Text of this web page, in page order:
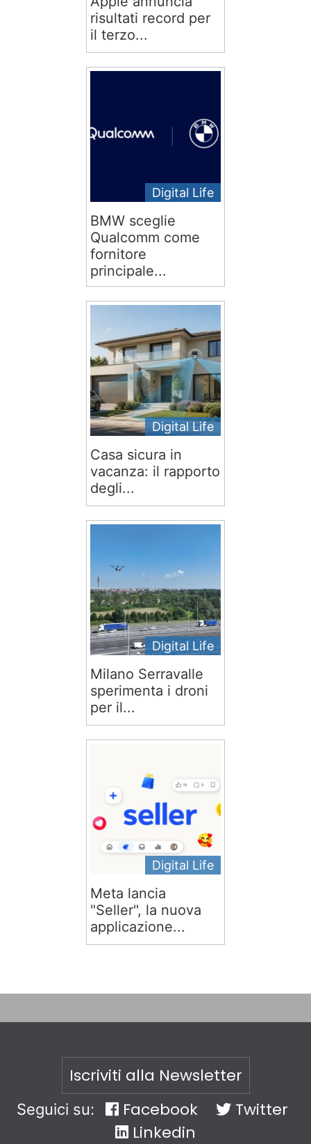
risultati record per
il terzo...
Digital Life
BMW sceglie
Qualcomm come
fornitore
principale...
Digital Life
Casa sicura in
vacanza: il rapporto
degli...
Digital Life
Milano Serravalle
sperimenta i droni
per il...
Digital Life
Meta lancia
"Seller", la nuova
applicazione...
Iscriviti alla Newsletter
Seguici su: Facebook
Twitter
Linkedin